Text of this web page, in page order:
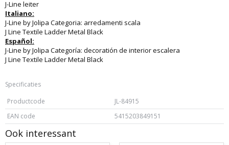
J-Line leiter
Italiano:
J-Line by Jolipa Categoria: arredamenti scala
J Line Textile Ladder Metal Black
Español:
J-Line by Jolipa Categoría: decoratión de interior escalera
J Line Textile Ladder Metal Black
Specificaties
Productcode
JL-84915
EAN code
5415203849151
Ook interessant